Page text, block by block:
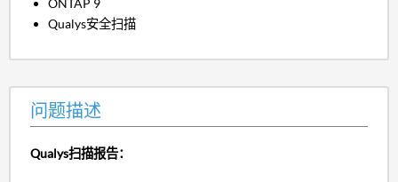
Qualys安全扫描
问题描述
Qualys扫描报告：